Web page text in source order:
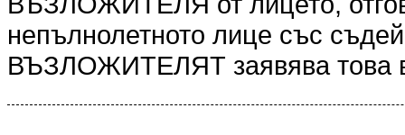
непълнолетното лице със
ВЪЗЛОЖИТЕЛЯТ заявява това